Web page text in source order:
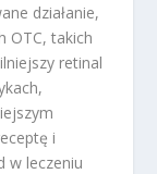
działanie,
OTC, takich
retinal
i
w leczeniu